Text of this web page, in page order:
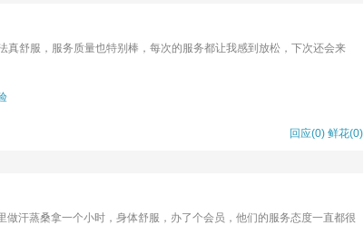
真舒服，服务质量也特别棒，每次的服务都让我感到放松，下次还会来
回应(0) 鲜花(0)
汗蒸桑拿一个小时，身体舒服，办了个会员，他们的服务态度一直都很